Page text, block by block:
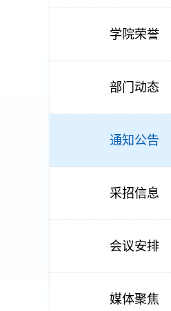
学院荣誉
部门动态
通知公告
采招信息
会议安排
媒体聚焦